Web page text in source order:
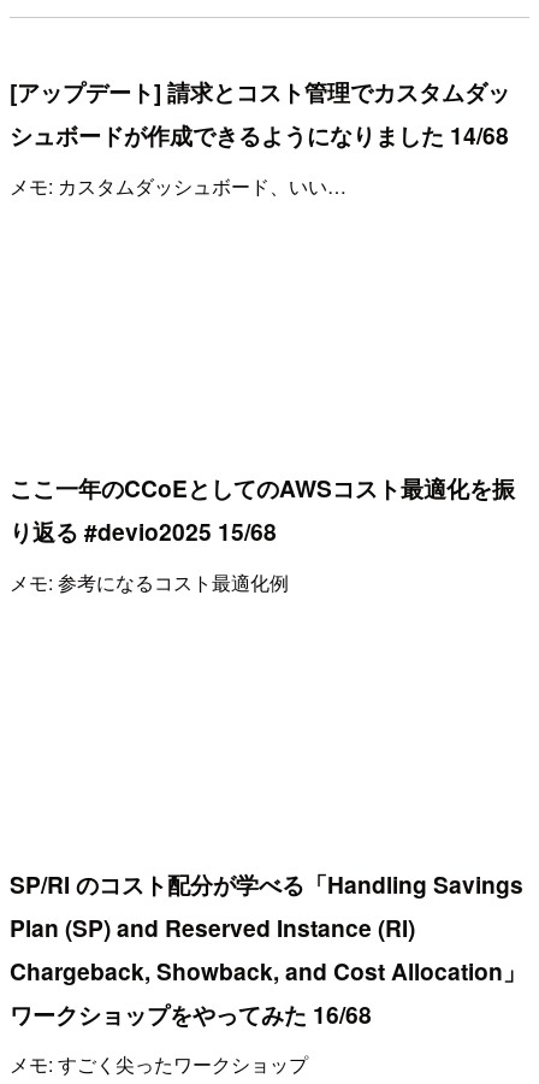
[アップデート] 請求とコスト管理でカスタムダッ
シュボードが作成できるようになりました 14/68
メモ: カスタムダッシュボード、いい…
ここ一年のCCoEとしてのAWSコスト最適化を振
り返る #devio2025 15/68
メモ: 参考になるコスト最適化例
SP/RI のコスト配分が学べる「Handling Savings
Plan (SP) and Reserved Instance (RI)
Chargeback, Showback, and Cost Allocation」
ワークショップをやってみた 16/68
メモ: すごく尖ったワークショップ